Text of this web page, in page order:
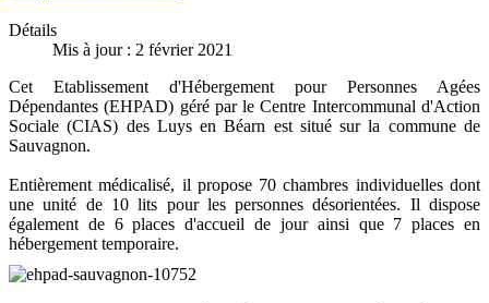
Détails
Mis à jour : 2 février 2021
Cet Etablissement d'Hébergement pour Personnes Agées
Dépendantes (EHPAD) géré par le Centre Intercommunal d'Action
Sociale (CIAS) des Luys en Béarn est situé sur la commune de
Sauvagnon.
Entièrement médicalisé, il propose 70 chambres individuelles dont
une unité de 10 lits pour les personnes désorientées. Il dispose
également de 6 places d'accueil de jour ainsi que 7 places en
hébergement temporaire.